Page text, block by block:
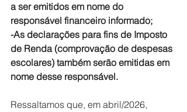
a ser emitidos em nome do
responsável financeiro informado;
-As declarações para fins de Imposto
de Renda (comprovação de despesas
escolares) também serão emitidas em
nome desse responsável.
Ressaltamos que, em abril/2026,